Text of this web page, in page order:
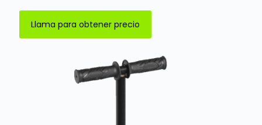
Llama para obtener precio